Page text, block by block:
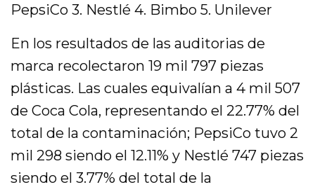
PepsiCo 3. Nestlé 4. Bimbo 5. Unilever
En los resultados de las auditorias de
marca recolectaron 19 mil 797 piezas
plásticas. Las cuales equivalían a 4 mil 507
de Coca Cola, representando el 22.77% del
total de la contaminación; PepsiCo tuvo 2
mil 298 siendo el 12.11% y Nestlé 747 piezas
siendo el 3.77% del total de la